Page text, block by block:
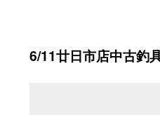
6/11廿日市店中古釣